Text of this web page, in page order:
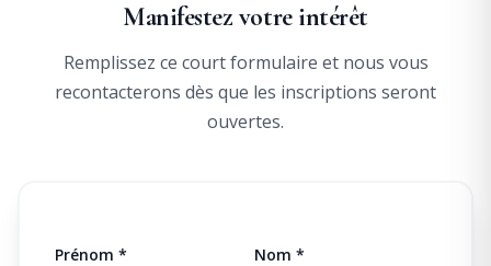
Manifestez votre intérêt
Remplissez ce court formulaire et nous vous
recontacterons dès que les inscriptions seront
ouvertes.
Prénom * Nom *